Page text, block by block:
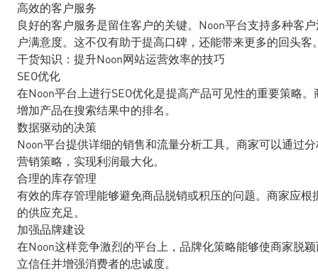
高效的客户服务
良好的客户服务是留住客户的关键。Noon平台支持多种客
户满意度。这不仅有助于提高口碑，还能带来更多的回头客
干货知识：提升Noon网站运营效率的技巧
SEO优化
在Noon平台上进行SEO优化是提高产品可见性的重要策略
增加产品在搜索结果中的排名。
数据驱动的决策
Noon平台提供详细的销售和流量分析工具。商家可以通过
营销策略，实现利润最大化。
合理的库存管理
有效的库存管理能够避免商品脱销或积压的问题。商家应
的供应充足。
加强品牌建设
在Noon这样竞争激烈的平台上，品牌化策略能够使商家脱
立信任并增强消费者的忠诚度。